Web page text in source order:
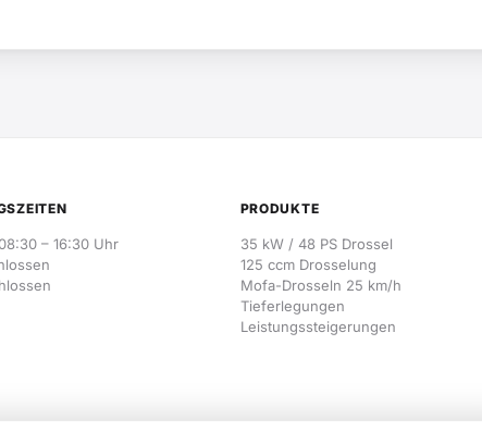
– 16:30 Uhr
PRODUKTE
35 kW / 48 PS Drossel
125 ccm Drosselung
Mofa-Drosseln 25 km/h
Tieferlegungen
Leistungssteigerungen